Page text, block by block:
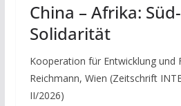
China – Afrika:
Solidarität
Kooperation für Entwicklung und
Reichmann, Wien (Zeitschrift
II/2026)